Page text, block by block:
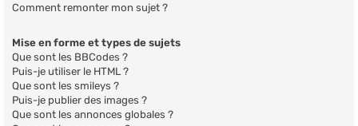
Comment remonter mon sujet ?
Mise en forme et types de sujets
Que sont les BBCodes ?
Puis-je utiliser le HTML ?
Que sont les smileys ?
Puis-je publier des images ?
Que sont les annonces globales ?